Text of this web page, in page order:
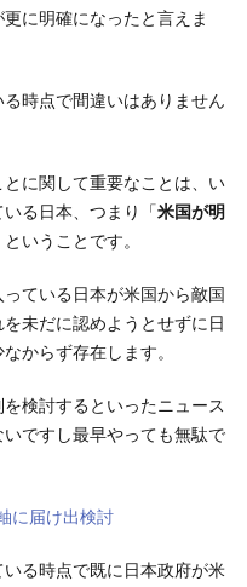
に明確になったと言えま
時点で間違いはありません
に関して重要なことは、い
る日本、つまり「米国が明
ということです。
ている日本が米国から敵国
未だに認めようとせずに日
からず存在します。
検討するといったニュース
ですし最早やっても無駄で
に届け出検討
る時点で既に日本政府が米